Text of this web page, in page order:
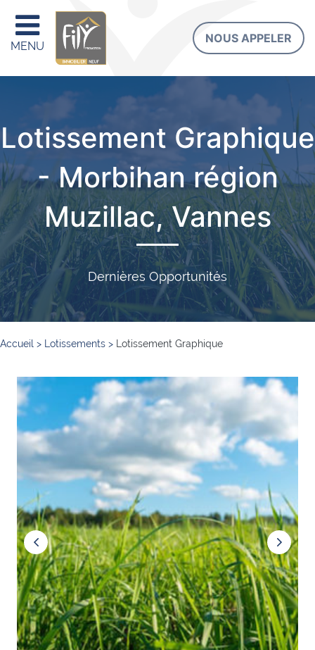
MENU
NOUS APPELER
Lotissement Graphique
- Morbihan région
Muzillac, Vannes
Dernières Opportunités
Accueil > Lotissements > Lotissement Graphique